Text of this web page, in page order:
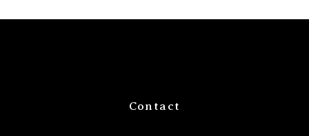
Contact